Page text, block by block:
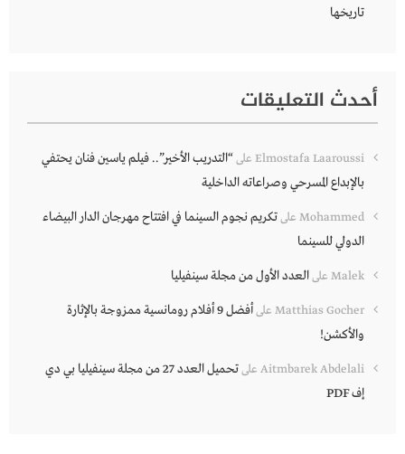
تاريخها
أحدث التعليقات
Elmostafa Laaroussi على“التدريب الأخير”.. فيلم ياسين فنان يحتفي
بالإبداع المسرحي وصراعاته الداخلية
Mohammed علىتكريم نجوم السينما في افتتاح مهرجان الدار البيضاء
الدولي للسينما
Malek علىالعدد الأول من مجلة سينفيليا
Matthias Gocher على
أفضل 9 أفلام رومانسية ممزوجة بالإثارة
والأكشن!
Aitmbarek Abdelali على
تحميل العدد 27 من مجلة سينفيليا بي دي
إف PDF